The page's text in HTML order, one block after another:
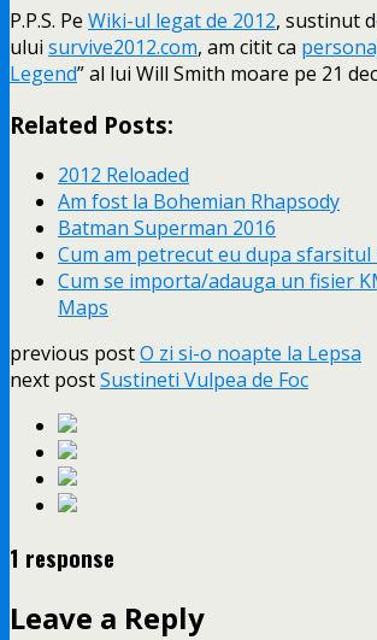
P.P.S. Pe Wiki-ul legat de 2012, sustinut
ului survive2012.com, am citit ca
Legend” al lui Will Smith moare pe 21
Related Posts:
2012 Reloaded
Am fost la Bohemian Rhapsody
Batman Superman 2016
Cum am petrecut eu dupa sfarsitul
Cum se importa/adauga un fisier
Maps
previous postO zi si-o noapte la Lepsa
next postSustineti Vulpea de Foc
1 response
Leave a Reply